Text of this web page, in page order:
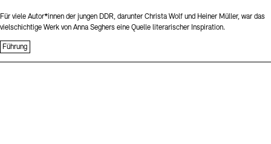
Für viele Autor*innen der jungen DDR, darunter Christa Wolf und Heiner Müller, war das
vielschichtige Werk von Anna Seghers eine Quelle literarischer Inspiration.
Führung